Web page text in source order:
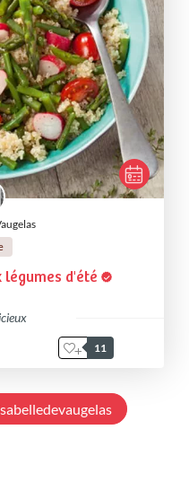
légumes d'été
11